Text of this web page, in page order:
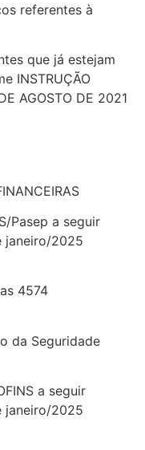
referentes à
que já estejam
INSTRUÇÃO
AGOSTO DE 2021
Pasep a seguir
janeiro/2025
4574
da Seguridade
a seguir
janeiro/2025